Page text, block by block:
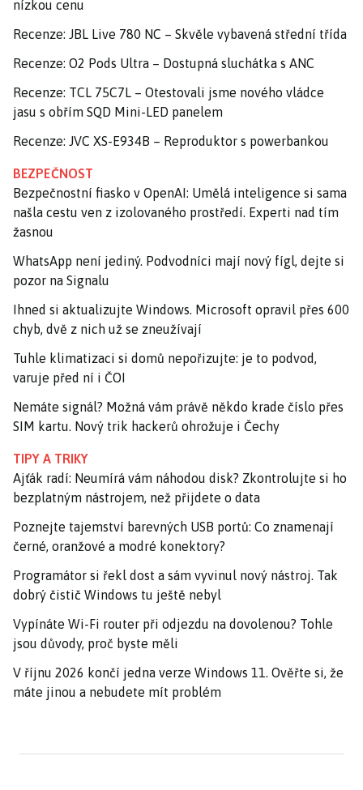
nízkou cenu
Recenze: JBL Live 780 NC – Skvěle vybavená střední třída
Recenze: O2 Pods Ultra – Dostupná sluchátka s ANC
Recenze: TCL 75C7L – Otestovali jsme nového vládce
jasu s obřím SQD Mini-LED panelem
Recenze: JVC XS-E934B – Reproduktor s powerbankou
BEZPEČNOST
Bezpečnostní fiasko v OpenAI: Umělá inteligence si sama
našla cestu ven z izolovaného prostředí. Experti nad tím
žasnou
WhatsApp není jediný. Podvodníci mají nový fígl, dejte si
pozor na Signalu
Ihned si aktualizujte Windows. Microsoft opravil přes 600
chyb, dvě z nich už se zneužívají
Tuhle klimatizaci si domů nepořizujte: je to podvod,
varuje před ní i ČOI
Nemáte signál? Možná vám právě někdo krade číslo přes
SIM kartu. Nový trik hackerů ohrožuje i Čechy
TIPY A TRIKY
Ajťák radí: Neumírá vám náhodou disk? Zkontrolujte si ho
bezplatným nástrojem, než přijdete o data
Poznejte tajemství barevných USB portů: Co znamenají
černé, oranžové a modré konektory?
Programátor si řekl dost a sám vyvinul nový nástroj. Tak
dobrý čistič Windows tu ještě nebyl
Vypínáte Wi-Fi router při odjezdu na dovolenou? Tohle
jsou důvody, proč byste měli
V říjnu 2026 končí jedna verze Windows 11. Ověřte si, že
máte jinou a nebudete mít problém